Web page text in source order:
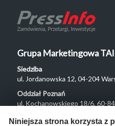
Grupa Marketingowa TAI
Siedziba
ul. Jordanowska 12, 04-204
Oddział Poznań
ul. Kochanowskiego 18/6, 60-
Menu
Niniejsza strona korzysta z